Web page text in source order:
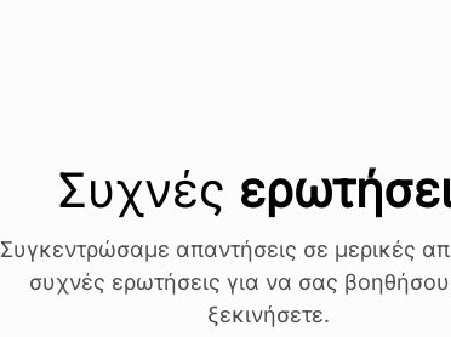
Συχνές
Συγκεντρώσαμε απαντήσεις σε μερικές
συχνές ερωτήσεις για να σας
ξεκινήσετε.